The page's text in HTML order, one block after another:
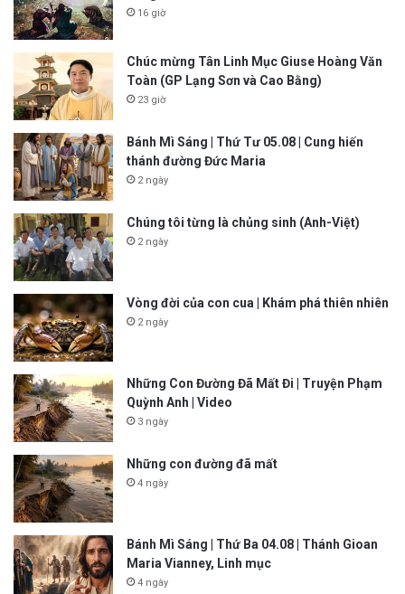
16 giờ
Chúc mừng Tân Linh Mục Giuse Hoàng Văn
Toàn (GP Lạng Sơn và Cao Bằng)
23 giờ
Bánh Mì Sáng | Thứ Tư 05.08 | Cung hiến
thánh đường Đức Maria
2 ngày
Chúng tôi từng là chủng sinh (Anh-Việt)
2 ngày
Vòng đời của con cua | Khám phá thiên nhiên
2 ngày
Những Con Đường Đã Mất Đi | Truyện Phạm
Quỳnh Anh | Video
3 ngày
Những con đường đã mất
4 ngày
Bánh Mì Sáng | Thứ Ba 04.08 | Thánh Gioan
Maria Vianney, Linh mục
4 ngày